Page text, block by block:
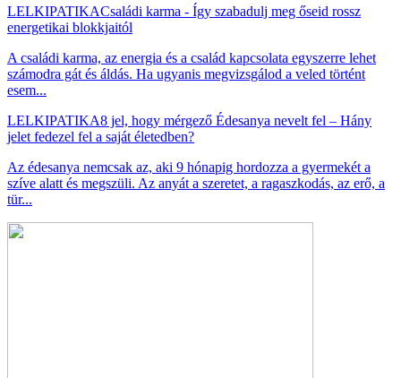
LELKIPATIKACsaládi karma - Így szabadulj meg őseid rossz
energetikai blokkjaitól
A családi karma, az energia és a család kapcsolata egyszerre lehet
számodra gát és áldás. Ha ugyanis megvizsgálod a veled történt
esem...
LELKIPATIKA8 jel, hogy mérgező Édesanya nevelt fel – Hány
jelet fedezel fel a saját életedben?
Az édesanya nemcsak az, aki 9 hónapig hordozza a gyermekét a
szíve alatt és megszüli. Az anyát a szeretet, a ragaszkodás, az erő, a
tür...